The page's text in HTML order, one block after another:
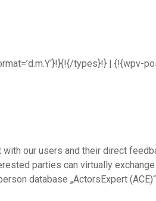
types}!} | {!{wpv-
our users and their direct
parties can virtually
database „ActorsExpert